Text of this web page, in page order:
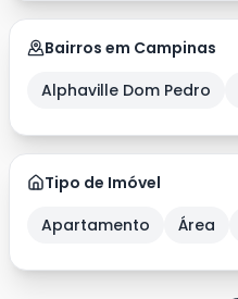
Bairros em Campinas
Alphaville Dom Pedro
Tipo de Imóvel
Apartamento
Área